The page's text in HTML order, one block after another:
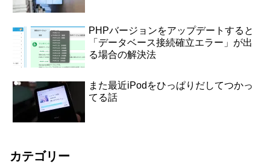
PHPバージョンをアップデートすると
「データベース接続確立エラー」が出
る場合の解決法
また最近iPodをひっぱりだしてつかっ
てる話
カテゴリー